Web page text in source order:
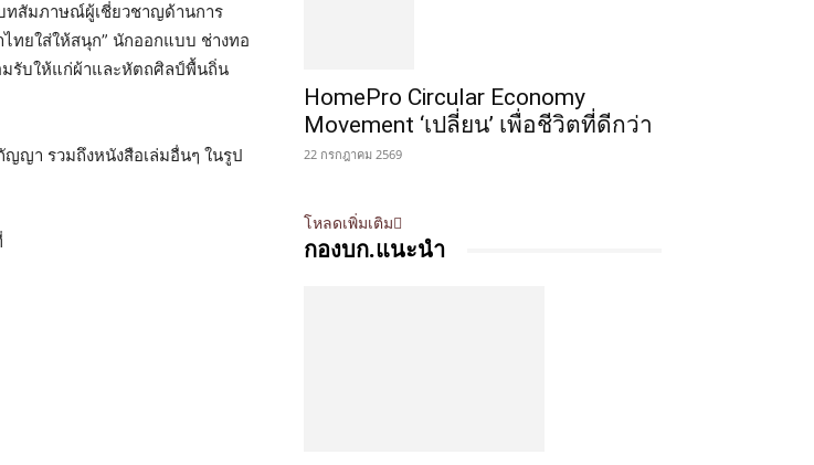
ทสัมภาษณ์ผู้เชี่ยวชาญด้านการ
ยใส่ให้สนุก” นักออกแบบ ช่างทอ
มรับให้แก่ผ้าและหัตถศิลป์พื้นถิ่น
ญา รวมถึงหนังสือเล่มอื่นๆ ในรูป
HomePro Circular Economy
Movement ‘เปลี่ยน’ เพื่อชีวิตที่ดีกว่า
22 กรกฎาคม 2569
โหลดเพิ่มเติม
กองบก.แนะนำ